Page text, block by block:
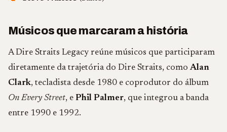
Músicos que marcaram a história
A Dire Straits Legacy reúne músicos que participaram
diretamente da trajetória do Dire Straits, comoAlan
Clark, tecladista desde 1980 e coprodutor do álbum
On Every Street, e Phil Palmer, que integrou a banda
entre 1990 e 1992.